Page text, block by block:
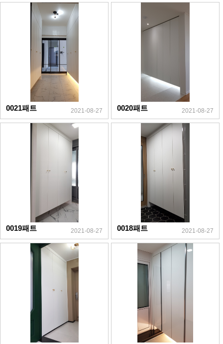
0021패트 2021-08-27 0020패트 2021-08-27
0019패트 2021-08-27 0018패트 2021-08-27